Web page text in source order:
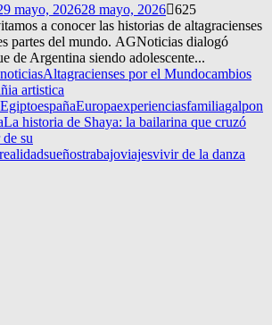
mayo, 202628 mayo, 2026 625
a conocer las historias de altagracienses
partes del mundo. AGNoticias dialogó
de Argentina siendo adolescente...
Altagracienses por el Mundocambios
artistica
EgiptoespañaEuropaexperienciasfamiliagalpon
La historia de Shaya: la bailarina que cruzó
su
realidadsueñostrabajoviajesvivir de la danza